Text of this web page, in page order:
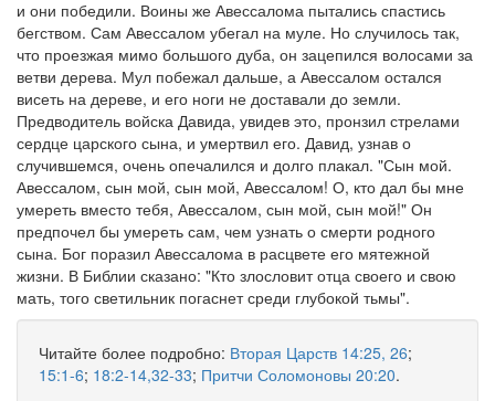
и они победили. Воины же Авессалома пытались спастись
бегством. Сам Авессалом убегал на муле. Но случилось так,
что проезжая мимо большого дуба, он зацепился волосами за
ветви дерева. Мул побежал дальше, а Авессалом остался
висеть на дереве, и его ноги не доставали до земли.
Предводитель войска Давида, увидев это, пронзил стрелами
сердце царского сына, и умертвил его. Давид, узнав о
случившемся, очень опечалился и долго плакал. "Сын мой.
Авессалом, сын мой, сын мой, Авессалом! О, кто дал бы мне
умереть вместо тебя, Авессалом, сын мой, сын мой!" Он
предпочел бы умереть сам, чем узнать о смерти родного
сына. Бог поразил Авессалома в расцвете его мятежной
жизни. В Библии сказано: "Кто злословит отца своего и свою
мать, того светильник погаснет среди глубокой тьмы".
Читайте более подробно: Вторая Царств 14:25, 26;
15:1-6; 18:2-14,32-33; Притчи Соломоновы 20:20.